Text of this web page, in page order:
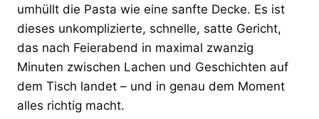
umhüllt die Pasta wie eine sanfte Decke. Es ist
dieses unkomplizierte, schnelle, satte Gericht,
das nach Feierabend in maximal zwanzig
Minuten zwischen Lachen und Geschichten auf
dem Tisch landet – und in genau dem Moment
alles richtig macht.